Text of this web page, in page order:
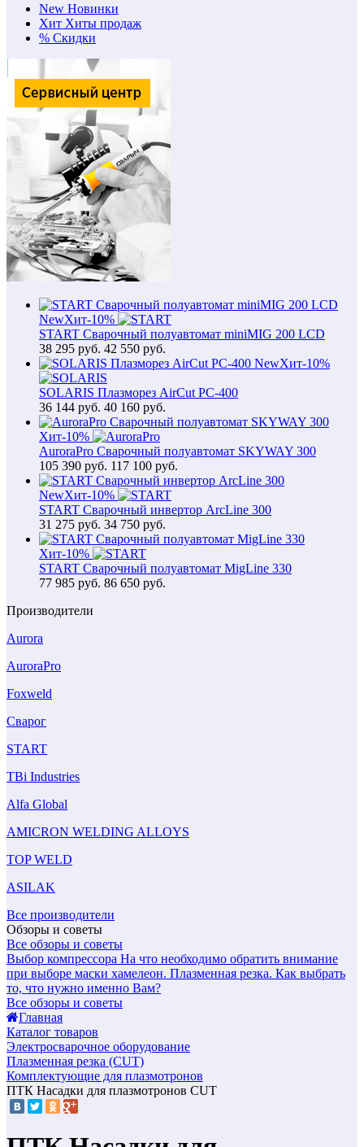
New Новинки
Хит Хиты продаж
% Скидки
NewХит-10%
START Сварочный полуавтомат miniMIG 200 LCD
38 295 руб. 42 550 руб.
NewХит-10%
SOLARIS Плазморез AirCut PC-400
36 144 руб. 40 160 руб.
Хит-10%
AuroraPro Сварочный полуавтомат SKYWAY 300
105 390 руб. 117 100 руб.
NewХит-10%
START Сварочный инвертор ArcLine 300
31 275 руб. 34 750 руб.
Хит-10%
START Сварочный полуавтомат MigLine 330
77 985 руб. 86 650 руб.
Производители
Aurora
AuroraPro
Foxweld
Сварог
START
TBi Industries
Alfa Global
AMICRON WELDING ALLOYS
TOP WELD
ASILAK
Все производители
Обзоры и советы
Все обзоры и советы
Выбор компрессора На что необходимо обратить внимание
при выборе маски хамелеон. Плазменная резка. Как выбрать
то, что нужно именно Вам?
Все обзоры и советы
Главная
Каталог товаров
Электросварочное оборудование
Плазменная резка (CUT)
Комплектующие для плазмотронов
ПТК Насадки для плазмотронов CUT